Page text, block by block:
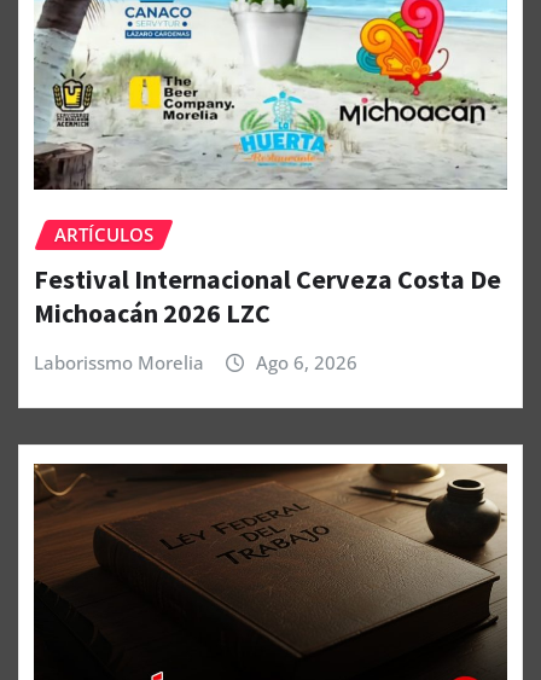
ARTÍCULOS
Festival Internacional Cerveza Costa De
Michoacán 2026 LZC
Laborissmo Morelia Ago 6, 2026